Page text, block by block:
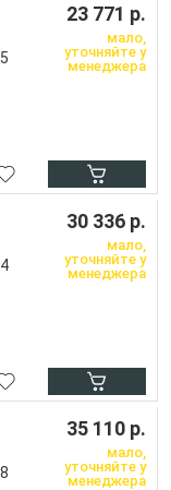
23 771 р.
мало,
уточняйте у
менеджера
30 336 р.
мало,
уточняйте у
менеджера
35 110 р.
мало,
уточняйте у
менеджера